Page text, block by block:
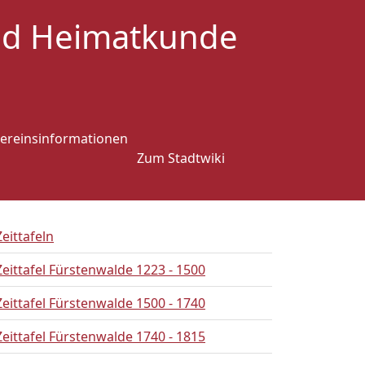
Heimatkunde
Zum Stadtwiki
Fürstenwalde 1223 - 1500
Fürstenwalde 1500 - 1740
Fürstenwalde 1740 - 1815